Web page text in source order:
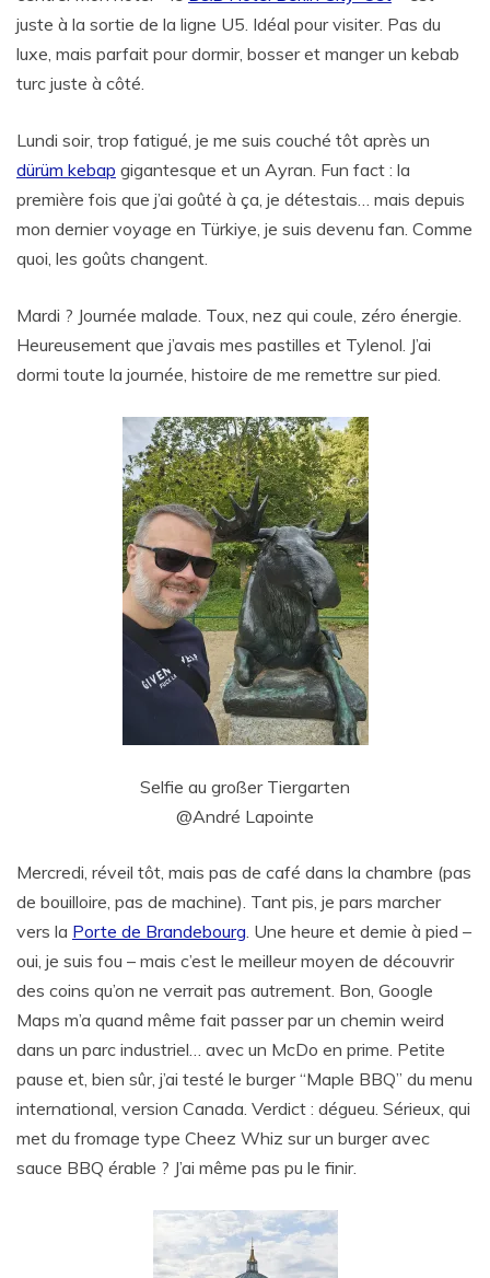
juste à la sortie de la ligne U5. Idéal pour visiter. Pas du
luxe, mais parfait pour dormir, bosser et manger un kebab
turc juste à côté.
Lundi soir, trop fatigué, je me suis couché tôt après un
dürüm kebap gigantesque et un Ayran. Fun fact : la
première fois que j’ai goûté à ça, je détestais… mais depuis
mon dernier voyage en Türkiye, je suis devenu fan. Comme
quoi, les goûts changent.
Mardi ? Journée malade. Toux, nez qui coule, zéro énergie.
Heureusement que j’avais mes pastilles et Tylenol. J’ai
dormi toute la journée, histoire de me remettre sur pied.
Selfie au großer Tiergarten
@André Lapointe
Mercredi, réveil tôt, mais pas de café dans la chambre (pas
de bouilloire, pas de machine). Tant pis, je pars marcher
vers la Porte de Brandebourg. Une heure et demie à pied –
oui, je suis fou – mais c’est le meilleur moyen de découvrir
des coins qu’on ne verrait pas autrement. Bon, Google
Maps m’a quand même fait passer par un chemin weird
dans un parc industriel… avec un McDo en prime. Petite
pause et, bien sûr, j’ai testé le burger “Maple BBQ” du menu
international, version Canada. Verdict : dégueu. Sérieux, qui
met du fromage type Cheez Whiz sur un burger avec
sauce BBQ érable ? J’ai même pas pu le finir.